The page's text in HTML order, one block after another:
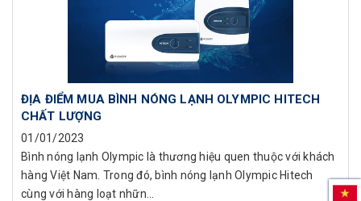
ĐỊA ĐIỂM MUA BÌNH NÓNG LẠNH OLYMPIC HITECH
CHẤT LƯỢNG
01/01/2023
Bình nóng lạnh Olympic là thương hiệu quen thuộc với khách
hàng Việt Nam. Trong đó, bình nóng lạnh Olympic Hitech
cùng với hàng loạt nhữn...